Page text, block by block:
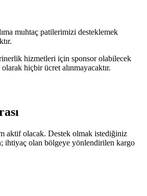
muhtaç patilerimizi desteklemek
hizmetleri için sponsor olabilecek
hiçbir ücret alınmayacaktır.
aktif olacak. Destek olmak istediğiniz
ihtiyaç olan bölgeye yönlendirilen kargo